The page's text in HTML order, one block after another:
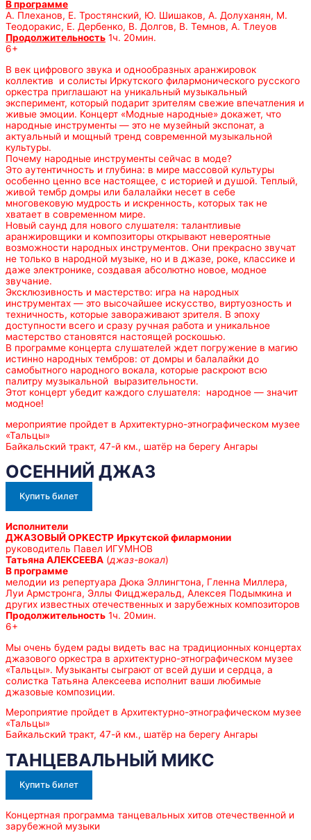
В программе
А. Плеханов, Е. Тростянский, Ю. Шишаков, А. Долуханян, М.
Теодоракис, Е. Дербенко, В. Долгов, В. Темнов, А. Тлеуов
Продолжительность 1ч. 20мин.
6+
В век цифрового звука и однообразных аранжировок
коллектив и солисты Иркутского филармонического русского
оркестра приглашают на уникальный музыкальный
эксперимент, который подарит зрителям свежие впечатления и
живые эмоции. Концерт «Модные народные» докажет, что
народные инструменты — это не музейный экспонат, а
актуальный и мощный тренд современной музыкальной
культуры.
Почему народные инструменты сейчас в моде?
Это аутентичность и глубина: в мире массовой культуры
особенно ценно все настоящее, с историей и душой. Теплый,
живой тембр домры или балалайки несет в себе
многовековую мудрость и искренность, которых так не
хватает в современном мире.
Новый саунд для нового слушателя: талантливые
аранжировщики и композиторы открывают невероятные
возможности народных инструментов. Они прекрасно звучат
не только в народной музыке, но и в джазе, роке, классике и
даже электронике, создавая абсолютно новое, модное
звучание.
Эксклюзивность и мастерство: игра на народных
инструментах — это высочайшее искусство, виртуозность и
техничность, которые завораживают зрителя. В эпоху
доступности всего и сразу ручная работа и уникальное
мастерство становятся настоящей роскошью.
В программе концерта слушателей ждет погружение в магию
истинно народных тембров: от домры и балалайки до
самобытного народного вокала, которые раскроют всю
палитру музыкальной выразительности.
Этот концерт убедит каждого слушателя: народное — значит
модное!
мероприятие пройдет в Архитектурно-этнографическом музее
«Тальцы»
Байкальский тракт, 47-й км., шатёр на берегу Ангары
ОСЕННИЙ ДЖАЗ
Купить билет
Исполнители
ДЖАЗОВЫЙ ОРКЕСТР Иркутской филармонии
руководитель Павел ИГУМНОВ
Татьяна АЛЕКСЕЕВА (джаз-вокал)
В программе
мелодии из репертуара Дюка Эллингтона, Гленна Миллера,
Луи Армстронга, Эллы Фицджеральд, Алексея Подымкина и
других известных отечественных и зарубежных композиторов
Продолжительность 1ч. 20мин.
6+
Мы очень будем рады видеть вас на традиционных концертах
джазового оркестра в архитектурно-этнографическом музее
«Тальцы». Музыканты сыграют от всей души и сердца, а
солистка Татьяна Алексеева исполнит ваши любимые
джазовые композиции.
Мероприятие пройдет в Архитектурно-этнографическом музее
«Тальцы»
Байкальский тракт, 47-й км., шатёр на берегу Ангары
ТАНЦЕВАЛЬНЫЙ МИКС
Купить билет
Концертная программа танцевальных хитов отечественной и
зарубежной музыки